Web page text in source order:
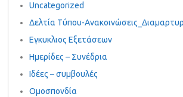
Uncategorized
Δελτία Τύπου-
Εγκυκλιος Εξετάσεων
Ημερίδες – Συνέδρια
Ιδέες – συμβουλές
Ομοσπονδία